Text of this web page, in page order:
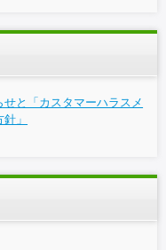
と「カスタマーハラスメ
」